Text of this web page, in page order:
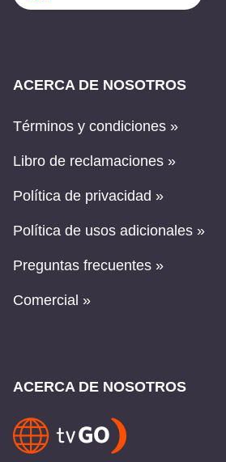
ACERCA DE NOSOTROS
Términos y condiciones »
Libro de reclamaciones »
Política de privacidad »
Política de usos adicionales »
Preguntas frecuentes »
Comercial »
ACERCA DE NOSOTROS